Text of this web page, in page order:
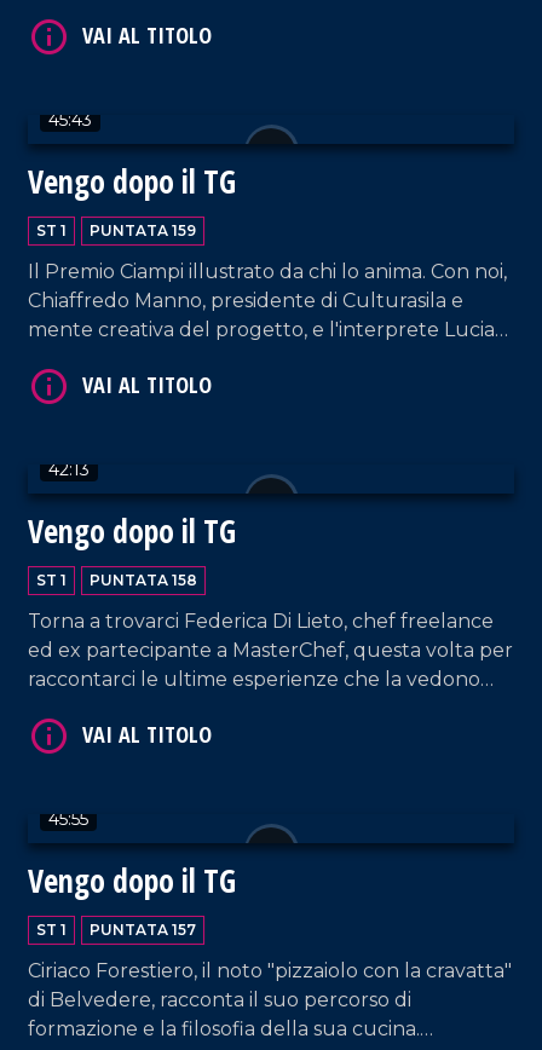
l'ufficio stampa Chiara Zanella.
45:43
Vengo dopo il TG
ST 1 PUNTATA 159
Il Premio Ciampi illustrato da chi lo anima. Con noi,
Chiaffredo Manno, presidente di Culturasila e
mente creativa del progetto, e l'interprete Lucia
Garritano ci dà utili informazioni sulla pratica delle
42:13
Vengo dopo il TG
ST 1 PUNTATA 158
Torna a trovarci Federica Di Lieto, chef freelance
ed ex partecipante a MasterChef, questa volta per
raccontarci le ultime esperienze che la vedono
tradizione culinaria calabrese con quella di altre
45:55
Vengo dopo il TG
ST 1 PUNTATA 157
Ciriaco Forestiero, il noto "pizzaiolo con la cravatta"
di Belvedere, racconta il suo percorso di
formazione e la filosofia della sua cucina.
VAI AL TITOLO
VAI AL TITOLO
VAI AL TITOLO